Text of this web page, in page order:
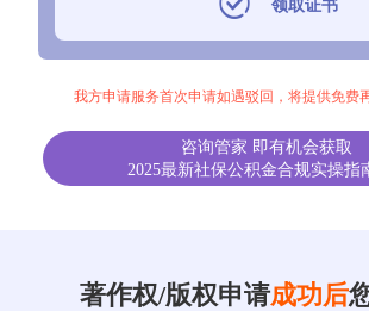
领取证书
我方申请服务首次申请如遇驳回，将提供免费
咨询管家 即有机会获取
2025最新社保公积金合规实操指
著作权/版权申请成功后